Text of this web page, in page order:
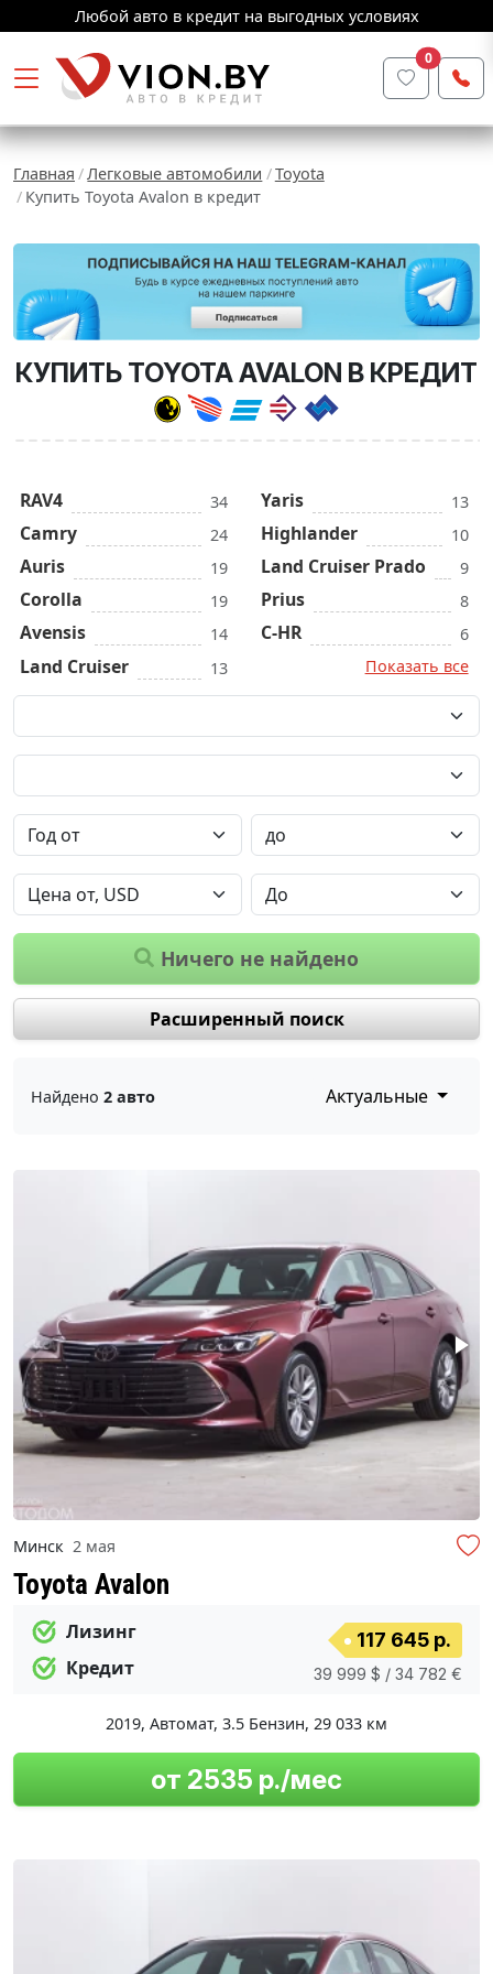
Любой авто в кредит на выгодных условиях
0
Главная Легковые автомобили
Toyota
Купить Toyota Avalon в кредит
КУПИТЬ TOYOTA AVALON В КРЕДИТ
RAV4 34
Camry 24
Auris 19
Corolla 19
Avensis 14
Land Cruiser 13
Yaris 13
Highlander 10
Land Cruiser Prado 9
Prius 8
C-HR
6
Показать все
Ничего не найдено
Расширенный поиск
Найдено 2 авто Актуальные
Минск 2 мая
Toyota Avalon
Лизинг
Кредит
117 645 р.
39 999 $ / 34 782 €
2019, Автомат, 3.5 Бензин, 29 033 км
от 2535 р./мес